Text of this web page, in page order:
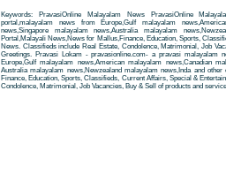
Keywords: PravasiOnline Malayalam News PravasiOnline
portal,malayalam news from Europe,Gulf malayalam
news,Singapore malayalam news,Australia malayalam
Portal,Malayali News,News for Mallus,Finance, Education, Sports,
News. Classifieds include Real Estate, Condolence, Matrimonial, Job
Greetings. Pravasi Lokam - pravasionline.com- a pravasi malayalam
Europe,Gulf malayalam news,American malayalam news,Canadian
Australia malayalam news,Newzealand malayalam news,Inda and
Finance, Education, Sports, Classifieds, Current Affairs, Special &
Condolence, Matrimonial, Job Vacancies, Buy & Sell of products and